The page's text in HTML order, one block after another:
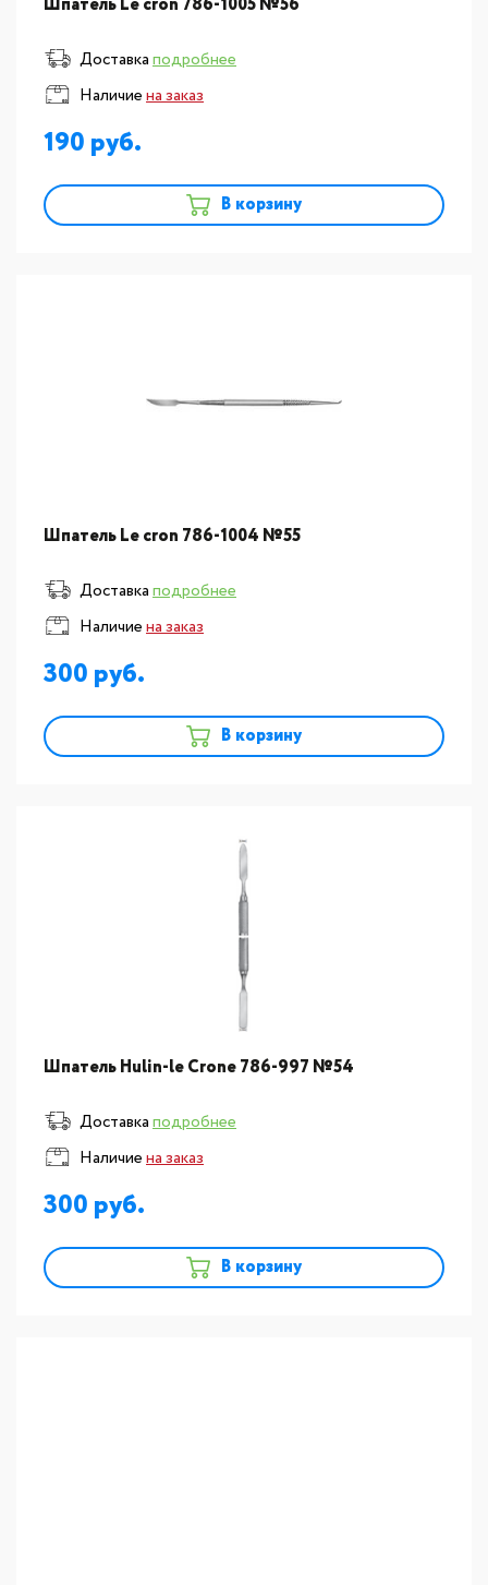
Доставкаподробнее
Наличиена заказ
190
В корзину
Шпатель Le cron 786-1004 №55
Доставкаподробнее
Наличиена заказ
300
В корзину
Шпатель Hulin-le Crone 786-997 №54
Доставкаподробнее
Наличиена заказ
300
В корзину